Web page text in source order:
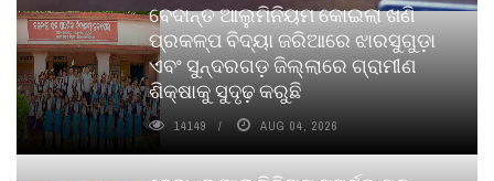
ବେଦାନ୍ତ ଆଲୁମିନିୟମ କୋଇଲା ଖଣି
ପ୍ରକଳ୍ପ ବିଦ୍ୟା ଜରିଆରେ ଝାରସୁଗୁଡ଼ା
ଏବଂ ସୁନ୍ଦରଗଡ଼ ଜିଲ୍ଲାରେ ଗ୍ରାମୀଣ
ଶିକ୍ଷାକୁ ସୁଦୃଢ଼ କରୁଛି
14149 AUG 04, 2026